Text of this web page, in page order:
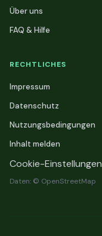
Über uns
FAQ & Hilfe
RECHTLICHES
Impressum
Datenschutz
Nutzungsbedingungen
Inhalt melden
Cookie-Einstellungen
Daten: © OpenStreetMap